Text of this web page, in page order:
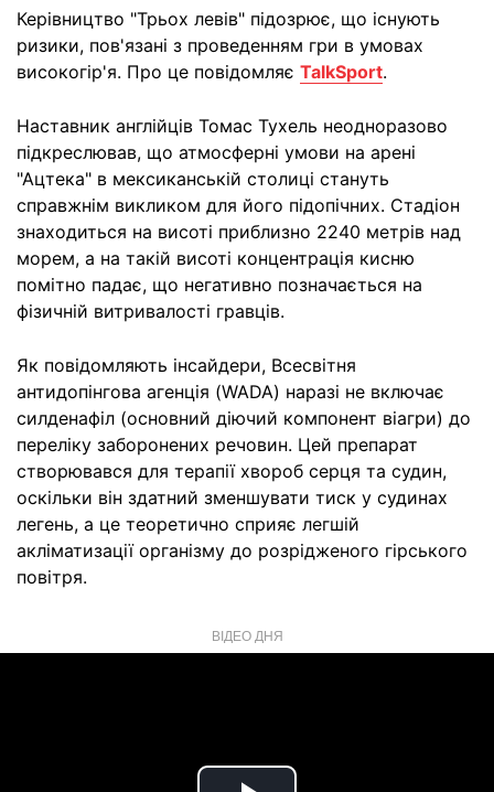
Керівництво "Трьох левів" підозрює, що існують
ризики, пов'язані з проведенням гри в умовах
високогір'я. Про це повідомляє TalkSport.
Наставник англійців Томас Тухель неодноразово
підкреслював, що атмосферні умови на арені
"Ацтека" в мексиканській столиці стануть
справжнім викликом для його підопічних. Стадіон
знаходиться на висоті приблизно 2240 метрів над
морем, а на такій висоті концентрація кисню
помітно падає, що негативно позначається на
фізичній витривалості гравців.
Як повідомляють інсайдери, Всесвітня
антидопінгова агенція (WADA) наразі не включає
силденафіл (основний діючий компонент віагри) до
переліку заборонених речовин. Цей препарат
створювався для терапії хвороб серця та судин,
оскільки він здатний зменшувати тиск у судинах
легень, а це теоретично сприяє легшій
акліматизації організму до розрідженого гірського
повітря.
ВІДЕО ДНЯ